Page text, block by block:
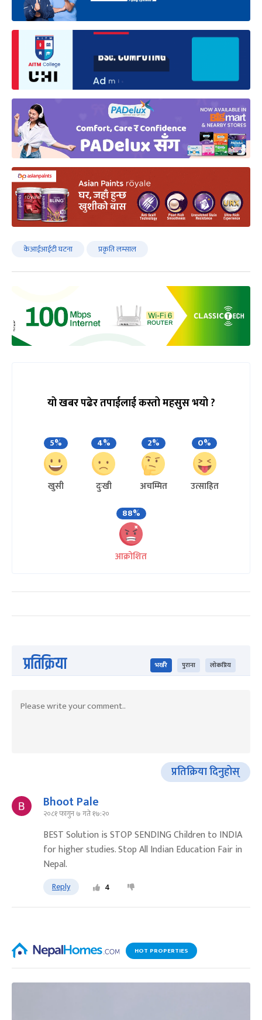
केआईआईटी घटना प्रकृति लम्साल
यो खबर पढेर तपाईलाई कस्तो महसुस भयो ?
5%
खुसी
4%
दुःखी
2%
अचम्मित
0%
उत्साहित
88%
आक्रोशित
प्रतिक्रिया भर्खरै पुराना लोकप्रिय
प्रतिक्रिया दिनुहोस्
Bhoot Pale
२०८१ फागुन ७ गते १७:२०
BEST Solution is STOP SENDING Children to INDIA
for higher studies. Stop All Indian Education Fair in
Nepal.
Reply 4
HOT PROPERTIES